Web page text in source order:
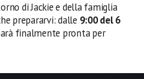
di Jackie e della famiglia
prepararvi: dalle 9:00 del 6
finalmente pronta per